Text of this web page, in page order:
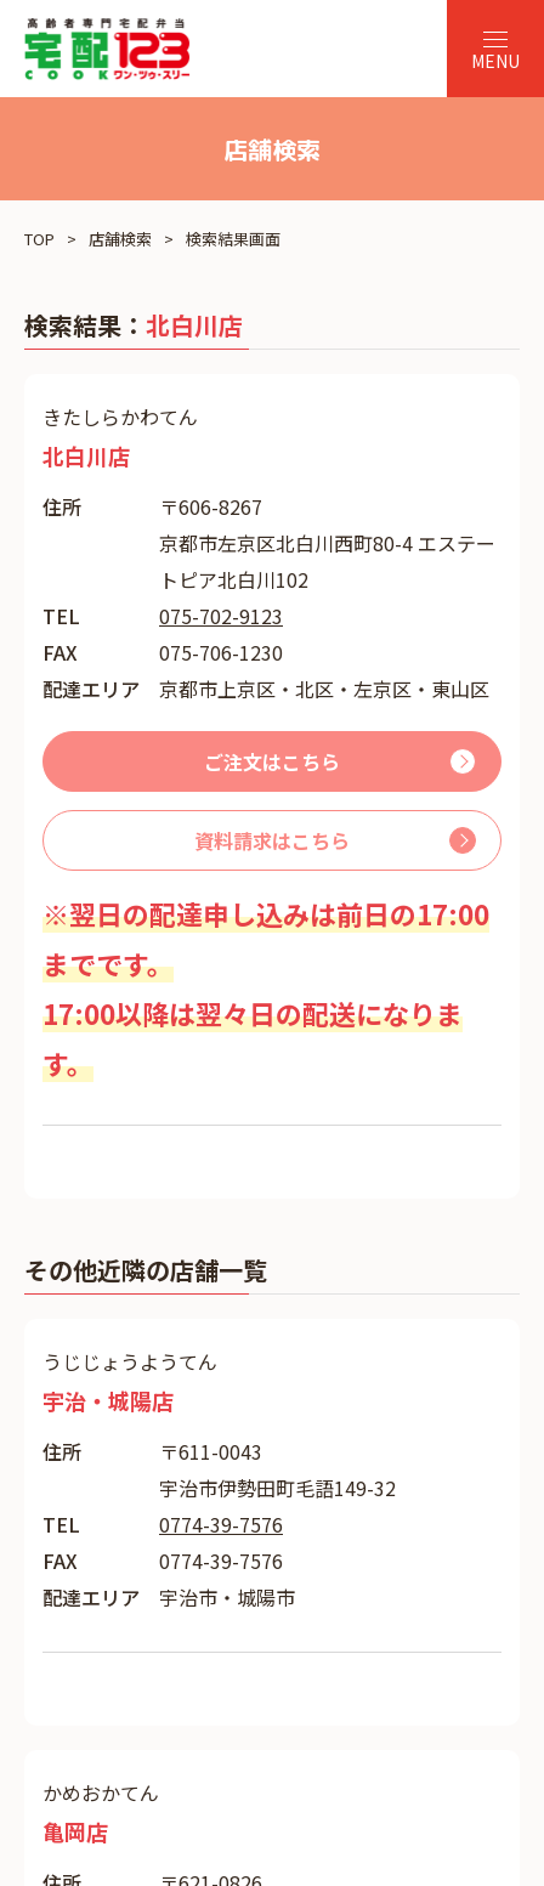
店舗検索
TOP 店舗検索 検索結果画面
検索結果： 北白川店
きたしらかわてん
北白川店
住所
〒606-8267
京都市左京区北白川西町80-4 エステー
トピア北白川102
TEL
075-702-9123
FAX
075-706-1230
配達エリア
京都市上京区・北区・左京区・東山区
ご注文はこちら
資料請求はこちら
※翌日の配達申し込みは前日の17:00
までです。
17:00以降は翌々日の配送になりま
す。
その他近隣の店舗一覧
うじじょうようてん
宇治・城陽店
住所
〒611-0043
宇治市伊勢田町毛語149-32
TEL
0774-39-7576
FAX
0774-39-7576
配達エリア
宇治市・城陽市
かめおかてん
亀岡店